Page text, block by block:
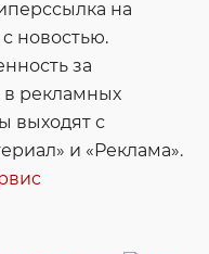
на
новостью.
за
рекламных
выходят с
и «Реклама».